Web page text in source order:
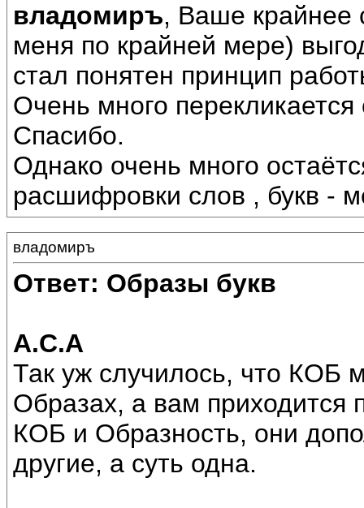
владомиръ, Ваше крайнее
меня по крайней мере)
стал понятен принцип
Очень много
Спасибо.
Однако очень много
расшифровки слов , букв -
владомиръ
Ответ: Образы букв
А.С.А
Так уж случилось, что КОБ
Образах, а вам приходится
КОБ и Образность, они
другие, а суть одна.